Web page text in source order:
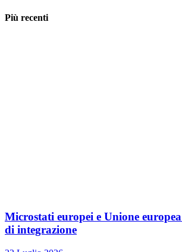
Più recenti
Microstati europei e Unione
di integrazione